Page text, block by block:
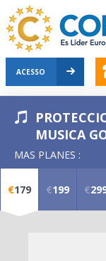
ACESSO
MUSICA
MAS PLANES :
€179 €199 €